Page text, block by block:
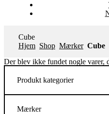
Cube
Hjem Shop Mærker Cube
Der blev ikke fundet nogle varer,
Produkt kategorier
Mærker